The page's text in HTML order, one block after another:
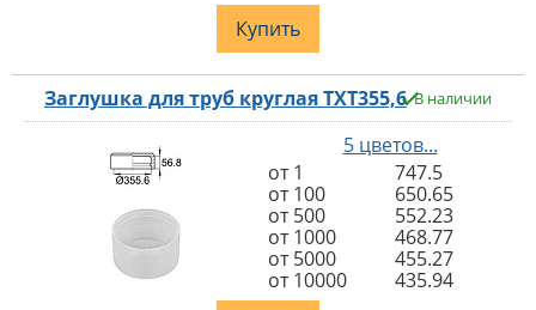
Купить
Заглушка для труб круглая TXT355,6 В наличии
5 цветов...
от 1
747.5
от 100
650.65
от 500
552.23
от 1000
468.77
от 5000
455.27
от 10000
435.94